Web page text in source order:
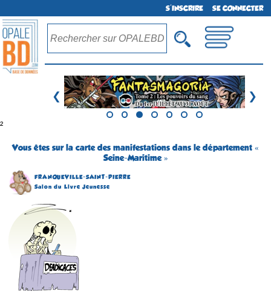
S'INSCRIRE SE CONNECTER
❮ ❯
²
Vous êtes sur la carte des manifestations dans le département «
Seine-Maritime »
FRANQUEVILLE-SAINT-PIERRE
Salon du Livre Jeunesse